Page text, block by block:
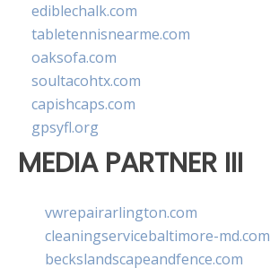
ediblechalk.com
tabletennisnearme.com
oaksofa.com
soultacohtx.com
capishcaps.com
gpsyfl.org
MEDIA PARTNER III
vwrepairarlington.com
cleaningservicebaltimore-md.com
beckslandscapeandfence.com